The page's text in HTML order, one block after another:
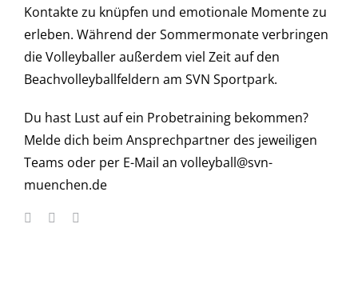
Kontakte zu knüpfen und emotionale Momente zu
erleben. Während der Sommermonate verbringen
die Volleyballer außerdem viel Zeit auf den
Beachvolleyballfeldern am SVN Sportpark.
Du hast Lust auf ein Probetraining bekommen?
Melde dich beim Ansprechpartner des jeweiligen
Teams oder per E-Mail an volleyball@svn-
muenchen.de